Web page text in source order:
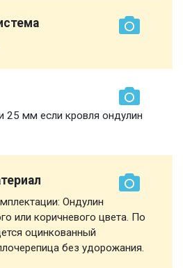
25 мм если кровля ондулин
Ондулин
или коричневого цвета. По
оцинкованный
без удорожания.